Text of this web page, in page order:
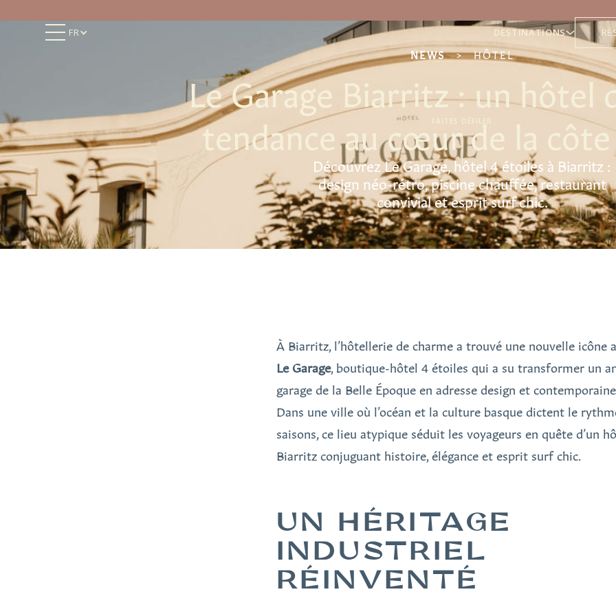
FR DESTINATIONS
Le Garage Biarritz : un hôtel
tendance au cœur de la
Découvrez Le Garage, hôtel 4 étoiles à Biarritz :
design néo-rétro, piscine chauffée, restaurant
convivial et esprit surf chic.
NEWS > HÔTEL
FAITES DÉFILER
À Biarritz, l’hôtellerie de charme a trouvé une nouvelle icône
Le Garage, boutique-hôtel 4 étoiles qui a su transformer un
garage de la Belle Époque en adresse design et
Dans une ville où l’océan et la culture basque dictent le
saisons, ce lieu atypique séduit les voyageurs en quête d’un
Biarritz conjuguant histoire, élégance et esprit surf chic.
UN HÉRITAGE
INDUSTRIEL
RÉINVENTÉ